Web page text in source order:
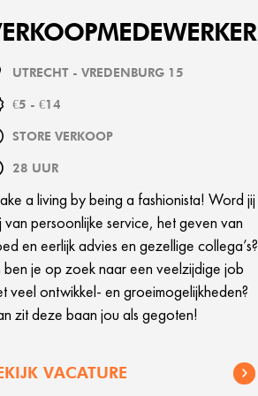
UTRECHT - VREDENBURG 15
€5 - €14
STORE VERKOOP
28 UUR
a living by being a fashionista! Word jij
van persoonlijke service, het geven van
en eerlijk advies en gezellige collega’s?
ben je op zoek naar een veelzijdige job
veel ontwikkel- en groeimogelijkheden?
zit deze baan jou als gegoten!
VACATURE